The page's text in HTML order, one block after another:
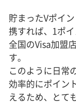
貯まったVポイ
携すれば、1ポ
全国のVisa加盟
す。
このように日常
効率的にポイン
えるため、とて